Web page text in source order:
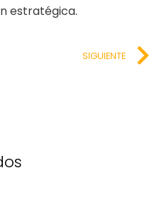
estratégica.
SIGUIENTE